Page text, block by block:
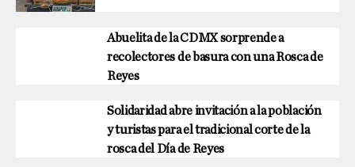
Abuelita de la CDMX sorprende a
recolectores de basura con una Rosca de
Reyes
Solidaridad abre invitación a la población
y turistas para el tradicional corte de la
rosca del Día de Reyes